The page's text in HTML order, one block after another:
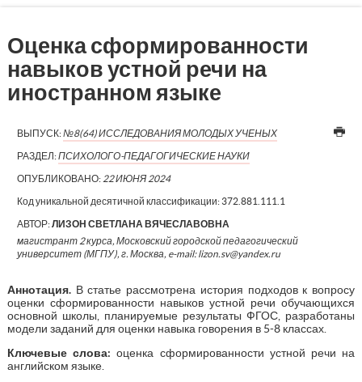
Оценка сформированности
навыков устной речи на
иностранном языке
ВЫПУСК:№8(64) ИССЛЕДОВАНИЯ МОЛОДЫХ УЧЕНЫХ
РАЗДЕЛ:ПСИХОЛОГО-ПЕДАГОГИЧЕСКИЕ НАУКИ
ОПУБЛИКОВАНО: 22 ИЮНЯ 2024
Код уникальной десятичной классификации: 372.881.111.1
АВТОР:ЛИЗОН СВЕТЛАНА ВЯЧЕСЛАВОВНА
магистрант 2 курса, Московский городской педагогический
университет (МГПУ), г. Москва, e-mail: lizon.sv@yandex.ru
Аннотация. В статье рассмотрена история подходов к вопросу
оценки сформированности навыков устной речи обучающихся
основной школы, планируемые результаты ФГОС, разработаны
модели заданий для оценки навыка говорения в 5-8 классах.
Ключевые слова:оценка сформированности устной речи на
английском языке.